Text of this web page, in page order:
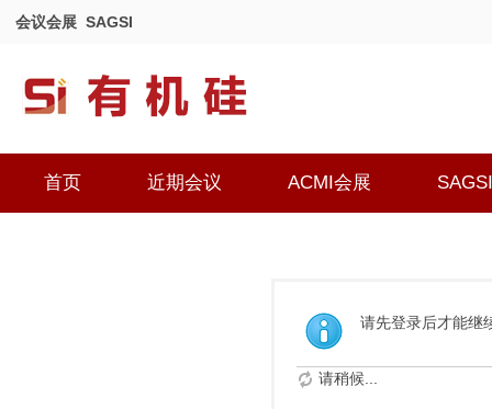
会议会展 SAGSI
首页 近期会议 ACMI会展 SAGSI
请先登录后才能继
请稍候...